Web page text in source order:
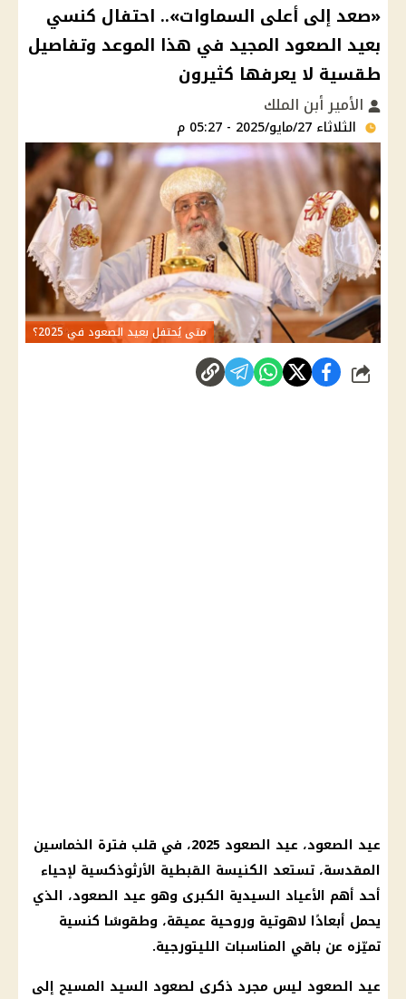
«صعد إلى أعلى السماوات».. احتفال كنسي
بعيد الصعود المجيد في هذا الموعد وتفاصيل
طقسية لا يعرفها كثيرون
الأمير أبن الملك
الثلاثاء 27/مايو/2025 - 05:27 م
متى يُحتفل بعيد الصعود في 2025؟
شارك
عيد الصعود، عيد الصعود 2025، في قلب فترة الخماسين
المقدسة، تستعد الكنيسة القبطية الأرثوذكسية لإحياء
أحد أهم الأعياد السيدية الكبرى وهو عيد الصعود، الذي
يحمل أبعادًا لاهوتية وروحية عميقة، وطقوسًا كنسية
تميّزه عن باقي المناسبات الليتورجية.
عيد الصعود ليس مجرد ذكرى لصعود السيد المسيح إلى